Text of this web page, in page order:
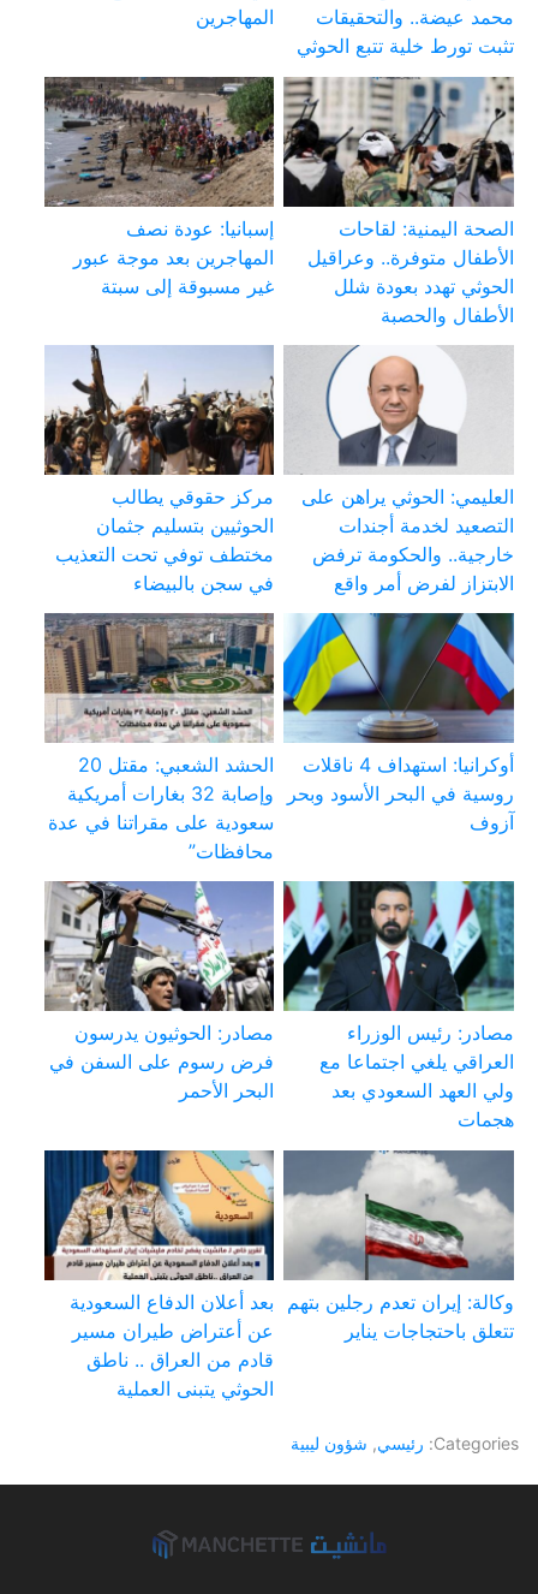
محمد عيضة.. والتحقيقات
تثبت تورط خلية تتبع الحوثي
المهاجرين
الصحة اليمنية: لقاحات
الأطفال متوفرة.. وعراقيل
الحوثي تهدد بعودة شلل
الأطفال والحصبة
إسبانيا: عودة نصف
المهاجرين بعد موجة عبور
غير مسبوقة إلى سبتة
العليمي: الحوثي يراهن على
التصعيد لخدمة أجندات
خارجية.. والحكومة ترفض
الابتزاز لفرض أمر واقع
مركز حقوقي يطالب
الحوثيين بتسليم جثمان
مختطف توفي تحت التعذيب
في سجن بالبيضاء
أوكرانيا: استهداف 4 ناقلات
روسية في البحر الأسود وبحر
آزوف
الحشد الشعبي: مقتل 20
وإصابة 32 بغارات أمريكية
سعودية على مقراتنا في عدة
محافظات”
مصادر: رئيس الوزراء
العراقي يلغي اجتماعا مع
ولي العهد السعودي بعد
هجمات
مصادر: الحوثيون يدرسون
فرض رسوم على السفن في
البحر الأحمر
وكالة: إيران تعدم رجلين بتهم
تتعلق باحتجاجات يناير
بعد أعلان الدفاع السعودية
عن أعتراض طيران مسير
قادم من العراق .. ناطق
الحوثي يتبنى العملية
Categories: رئيسي, شؤون ليبية